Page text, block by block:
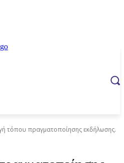
τόπου πραγματοποίησης εκδήλωσης.